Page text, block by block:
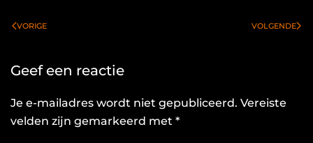
VORIGE VOLGENDE
Geef een reactie
Je e-mailadres wordt niet gepubliceerd. Vereiste
velden zijn gemarkeerd met *